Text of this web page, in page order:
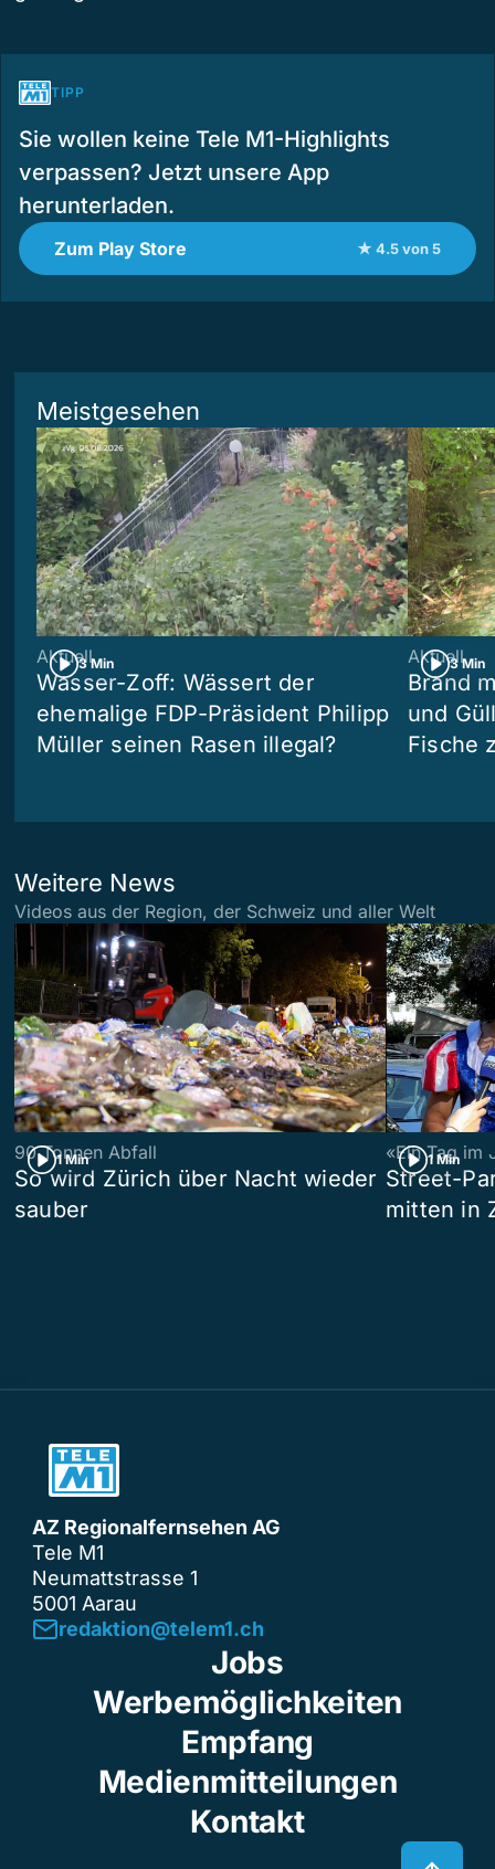
TIPP
Sie wollen keine Tele M1-Highlights
verpassen? Jetzt unsere App
herunterladen.
Zum Play Store ★ 4.5 von 5
Meistgesehen
3 Min
Aktuell
Wasser-Zoff: Wässert der
ehemalige FDP-Präsident Philipp
Müller seinen Rasen illegal?
3 Min
Aktuell
Brand
und
Fische
Weitere News
Videos aus der Region, der Schweiz und aller Welt
1 Min
90 Tonnen Abfall
So wird Zürich über Nacht wieder
sauber
1 Min
«Ein Tag im
Street-
mitten in
AZ Regionalfernsehen AG
Tele M1
Neumattstrasse 1
5001 Aarau
redaktion@telem1.ch
Jobs
Werbemöglichkeiten
Empfang
Medienmitteilungen
Kontakt